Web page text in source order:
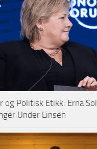
og Politisk Etikk: Erna
Under Linsen